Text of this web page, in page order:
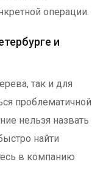
операции.
и
так и для
проблематичной
нельзя назвать
найти
в компанию